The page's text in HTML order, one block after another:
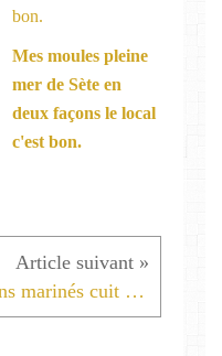
Mes moules pleine
mer de Sète en
deux façons le local
c'est bon.
Pavés de saumons marinés cuit au EasayRoast